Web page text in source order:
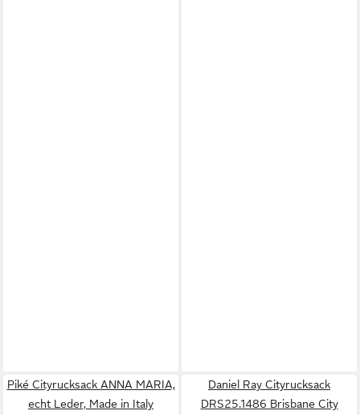
Piké Cityrucksack ANNA MARIA,
echt Leder, Made in Italy
Daniel Ray Cityrucksack
DRS25.1486 Brisbane City